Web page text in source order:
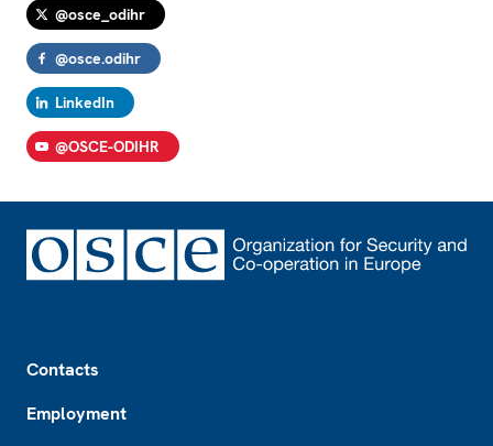
@osce_odihr
@osce.odihr
LinkedIn
@OSCE-ODIHR
Contacts
Employment